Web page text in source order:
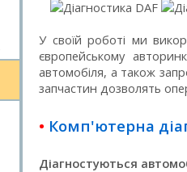
У своїй роботі ми
європейському
автомобіля, а також
запчастин дозволять
• Комп'ютерна
Діагностуються